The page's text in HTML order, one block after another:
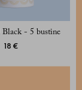
Black - 5 bustine
18 €